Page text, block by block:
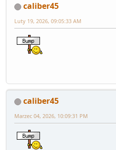
caliber45
Luty 19, 2026, 09:05:33 AM
caliber45
Marzec 04, 2026, 10:09:31 PM